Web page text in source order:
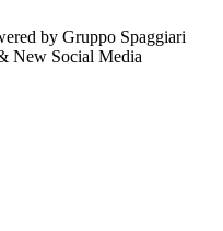
by Gruppo Spaggiari
New Social Media